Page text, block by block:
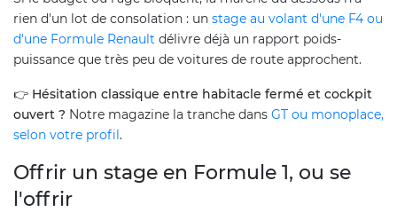
rien d'un lot de consolation : un stage au volant d'une F4 ou
d'une Formule Renault délivre déjà un rapport poids-
puissance que très peu de voitures de route approchent.
👉 Hésitation classique entre habitacle fermé et cockpit
ouvert ? Notre magazine la tranche dans GT ou monoplace,
selon votre profil.
Offrir un stage en Formule 1, ou se
l'offrir